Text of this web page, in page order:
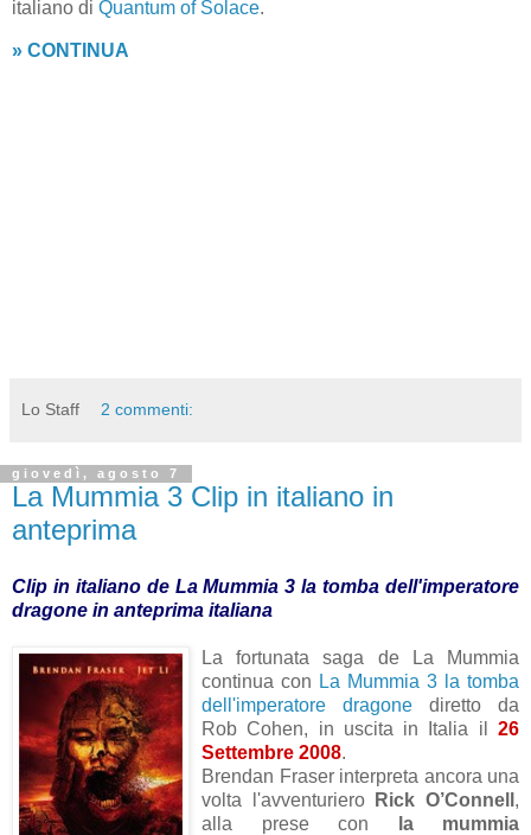
italiano di Quantum of Solace.
» CONTINUA
Lo Staff 2 commenti:
giovedì, agosto 7
La Mummia 3 Clip in italiano in
anteprima
Clip in italiano de La Mummia 3 la tomba dell'imperatore
dragone in anteprima italiana
La fortunata saga de La Mummia
continua con La Mummia 3 la tomba
dell'imperatore dragone diretto da
Rob Cohen, in uscita in Italia il 26
Settembre 2008.
Brendan Fraser interpreta ancora una
volta l'avventuriero
Rick O’Connell ,
alla prese con
la mummia